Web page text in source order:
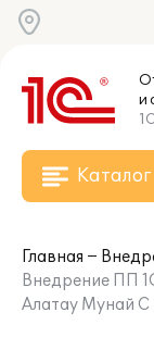
и
Каталог
Главная
Внедрение ПП
Алатау Мунай С